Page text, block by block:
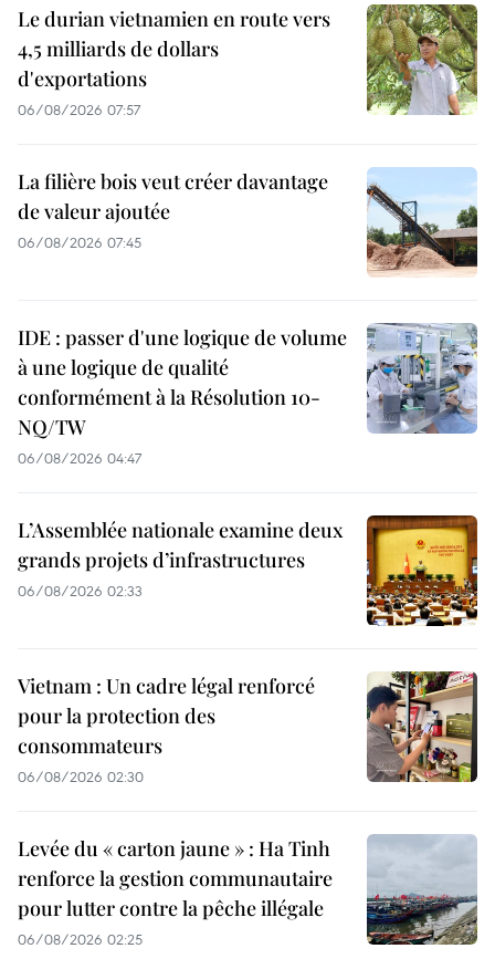
Le durian vietnamien en route vers
4,5 milliards de dollars
d'exportations
06/08/2026 07:57
La filière bois veut créer davantage
de valeur ajoutée
06/08/2026 07:45
IDE : passer d'une logique de volume
à une logique de qualité
conformément à la Résolution 10-
NQ/TW
06/08/2026 04:47
L’Assemblée nationale examine deux
grands projets d’infrastructures
06/08/2026 02:33
Vietnam : Un cadre légal renforcé
pour la protection des
consommateurs
06/08/2026 02:30
Levée du « carton jaune » : Ha Tinh
renforce la gestion communautaire
pour lutter contre la pêche illégale
06/08/2026 02:25